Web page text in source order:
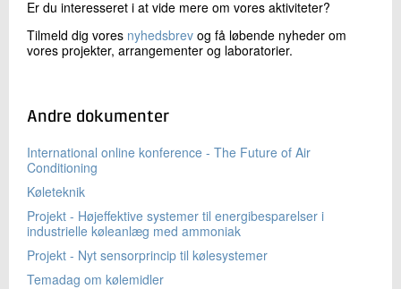
Er du interesseret i at vide mere om vores aktiviteter?
Tilmeld dig vores nyhedsbrev og få løbende nyheder om
vores projekter, arrangementer og laboratorier.
Andre dokumenter
International online konference - The Future of Air
Conditioning
Køleteknik
Projekt - Højeffektive systemer til energibesparelser i
industrielle køleanlæg med ammoniak
Projekt - Nyt sensorprincip til kølesystemer
Temadag om kølemidler